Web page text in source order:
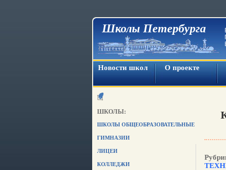
Школы Петербурга
Новости школ О проекте
ШКОЛЫ:
ШКОЛЫ ОБЩЕОБРАЗОВАТЕЛЬНЫЕ
ГИМНАЗИИ
ЛИЦЕИ
КОЛЛЕДЖИ